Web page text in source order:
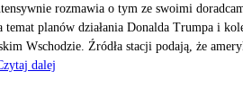
rozmawia o tym ze swoimi
temat planów działania Donalda Trumpa i
Wschodzie. Źródła stacji podają, że
dalej